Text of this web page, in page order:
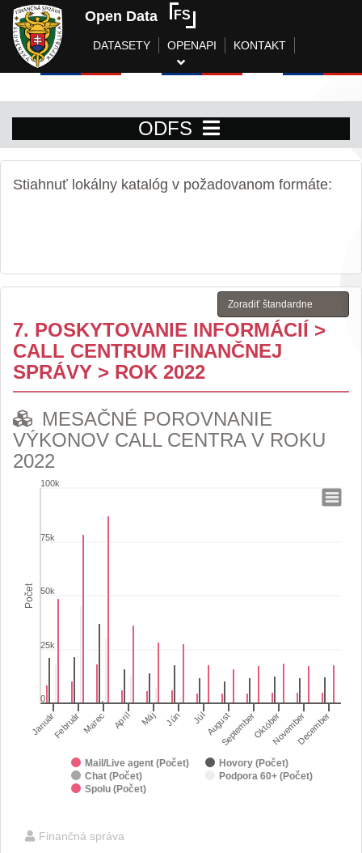
Open Data FS
DATASETY OPENAPI KONTAKT
ODFS
Stiahnuť lokálny katalóg v požadovanom formáte:
7. POSKYTOVANIE INFORMÁCIÍ >
CALL CENTRUM FINANČNEJ
SPRÁVY > ROK 2022
MESAČNÉ POROVNANIE
VÝKONOV CALL CENTRA V ROKU
2022
MESAČNÉ POROVNANIE VÝKONOV CALL
The chart has 1 X axis displaying categories.
The chart has 1 Y axis displaying Počet. Range: 0 to 100000.
Počet
Mail/Live agent (Počet)
Hovory (Počet)
Chat (Počet)
Podpora 60+ (Počet)
Spolu (Počet)
JanuárFebruárMarec Apríl Máj Jún JúlAugustSeptemberOktóberNovemberDecember
0
100k
25k
50k
75k
Finančná správa